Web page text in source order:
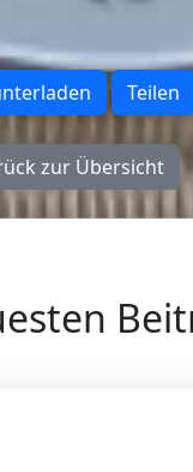
Teilen
zur Übersicht